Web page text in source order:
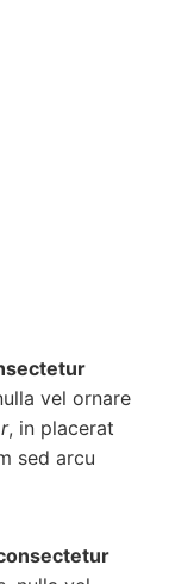
vel ornare
, in placerat
sed arcu